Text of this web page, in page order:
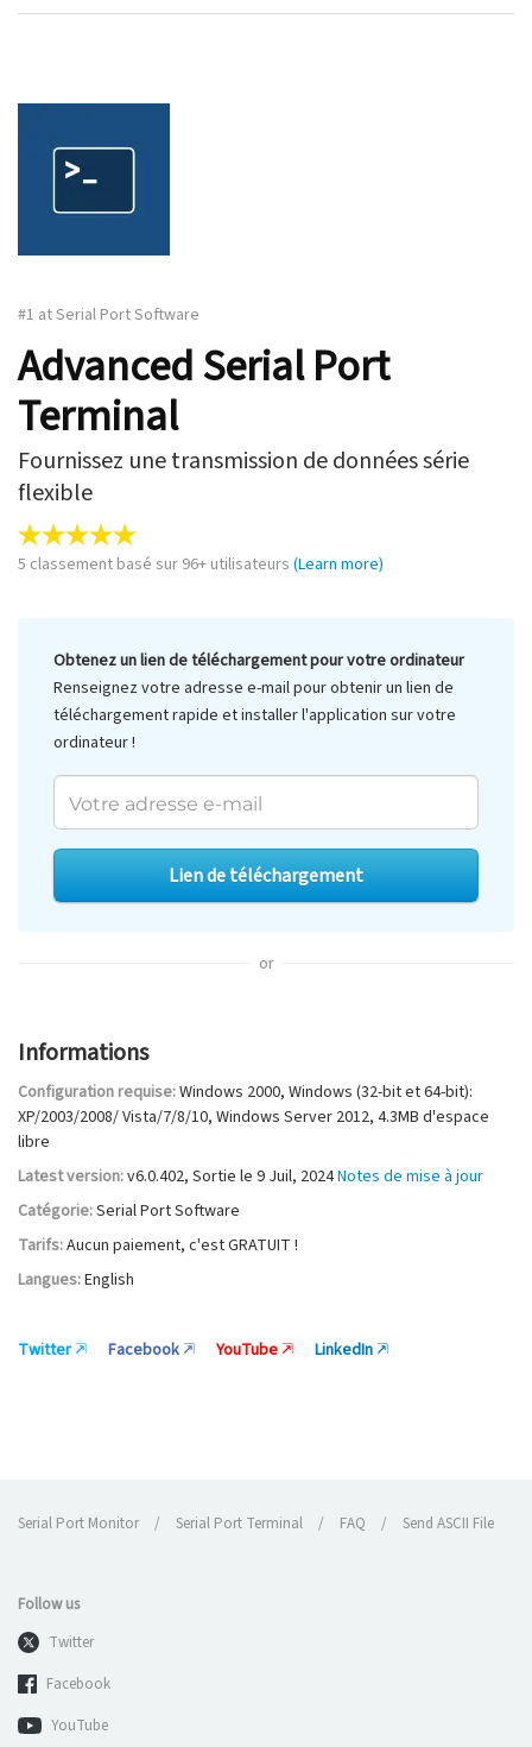
#1 at Serial Port Software
Advanced Serial Port
Terminal
Fournissez une transmission de données série
flexible
5 classement basé sur 96+ utilisateurs (Learn more)
Obtenez un lien de téléchargement pour votre ordinateur
Renseignez votre adresse e-mail pour obtenir un lien de
téléchargement rapide et installer l'application sur votre
ordinateur !
Lien de téléchargement
or
Informations
Configuration requise:Windows 2000, Windows (32-bit et 64-bit):
XP/2003/2008/ Vista/7/8/10, Windows Server 2012, 4.3MB d'espace
libre
Latest version:v6.0.402, Sortie le 9 Juil, 2024Notes de mise à jour
Catégorie:Serial Port Software
Tarifs:Aucun paiement, c'est GRATUIT !
Langues:English
Twitter Facebook YouTube LinkedIn
Serial Port Monitor / Serial Port Terminal / FAQ / Send ASCII File
Follow us
Twitter
Facebook
YouTube